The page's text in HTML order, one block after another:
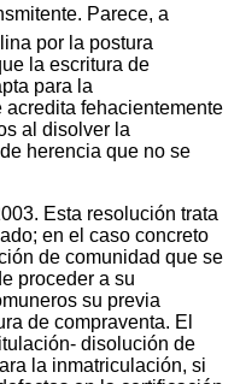
Parece, a
por la postura
la escritura de
para la
fehacientemente
al disolver la
herencia que no se
Esta resolución trata
en el caso concreto
de comunidad que se
proceder a su
su previa
de compraventa. El
disolución de
la inmatriculación, si